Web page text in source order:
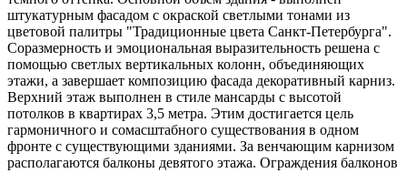
штукатурным фасадом с окраской светлыми тонами из
цветовой палитры "Традиционные цвета Санкт-Петербурга".
Соразмерность и эмоциональная выразительность решена с
помощью светлых вертикальных колонн, объединяющих
этажи, а завершает композицию фасада декоративный карниз.
Верхний этаж выполнен в стиле мансарды с высотой
потолков в квартирах 3,5 метра. Этим достигается цель
гармоничного и сомасштабного существования в одном
фронте с существующими зданиями. За венчающим карнизом
располагаются балконы девятого этажа. Ограждения балконов